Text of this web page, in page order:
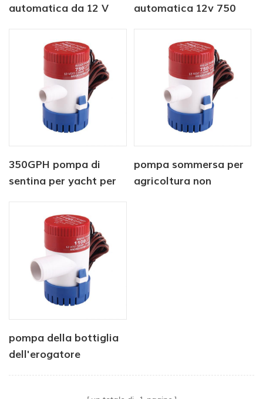
automatica da 12 V
automatica 12v 750
350GPH pompa di
sentina per yacht per
azionate a corrente
continua
pompa sommersa per
agricoltura non
pompa della bottiglia
dell'erogatore